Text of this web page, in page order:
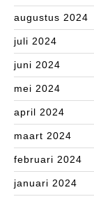
augustus 2024
juli 2024
juni 2024
mei 2024
april 2024
maart 2024
februari 2024
januari 2024